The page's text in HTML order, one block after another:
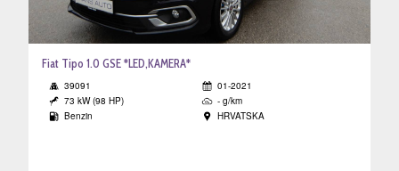
Fiat Tipo 1.0 GSE *LED,KAMERA*
39091
01-2021
73 kW (98 HP)
- g/km
Benzin
HRVATSKA